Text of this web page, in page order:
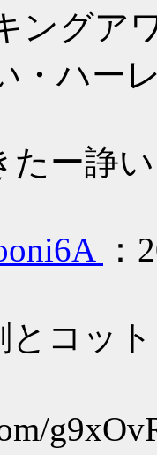
ングア
・ハー
たー諍
コッ